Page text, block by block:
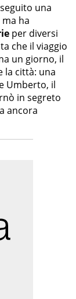
una
ha
per diversi
che il viaggio
un giorno, il
la città: una
Umberto, il
in segreto
ancora